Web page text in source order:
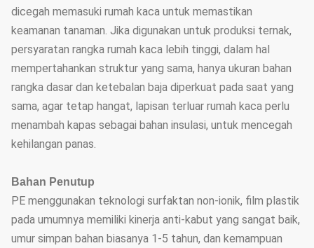
dicegah memasuki rumah kaca untuk memastikan
keamanan tanaman. Jika digunakan untuk produksi ternak,
persyaratan rangka rumah kaca lebih tinggi, dalam hal
mempertahankan struktur yang sama, hanya ukuran bahan
rangka dasar dan ketebalan baja diperkuat pada saat yang
sama, agar tetap hangat, lapisan terluar rumah kaca perlu
menambah kapas sebagai bahan insulasi, untuk mencegah
kehilangan panas.
Bahan Penutup
PE menggunakan teknologi surfaktan non-ionik, film plastik
pada umumnya memiliki kinerja anti-kabut yang sangat baik,
umur simpan bahan biasanya 1-5 tahun, dan kemampuan